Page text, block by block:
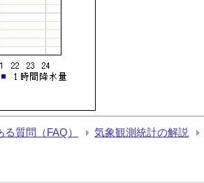
る質問（FAQ） 気象観測統計の解説